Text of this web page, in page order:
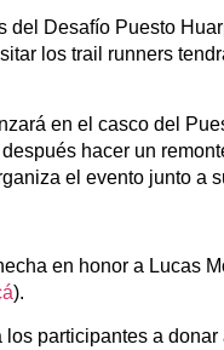
del Desafío Puesto
los trail runners
en el casco del
hacer un
el evento junto a
en honor a Lucas
).
participantes a